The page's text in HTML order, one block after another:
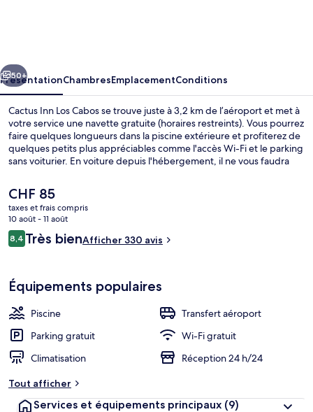
Suivant
50+
PrésentationChambresEmplacementConditions
Cactus Inn Los Cabos se trouve juste à 3,2 km de l’aéroport et met à
votre service une navette gratuite (horaires restreints). Vous pourrez
faire quelques longueurs dans la piscine extérieure et profiterez de
quelques petits plus appréciables comme l'accès Wi-Fi et le parking
sans voiturier. En voiture depuis l'hébergement, il ne vous faudra
des arts de San Jose del Cabo et Puerto Los Cabos.Les autres
voyageurs sont enchantés par le personnel attentionné et la
proximité avec l'aéroport.
Le
prix
actuel
est
de
CHF 85
taxes et frais compris
10 août - 11 août
Avis
voyageurs
8,48,4 sur 10
Très bienAfficher 330 avis
Équipements populaires
Piscine
Transfert aéroport
Parking gratuit
Wi-Fi gratuit
Climatisation
Réception 24 h/24
Tout afficher
Services et équipements principaux (9)